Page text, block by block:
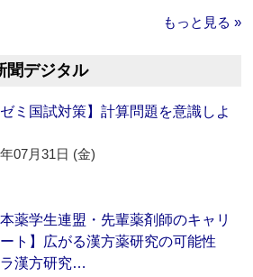
もっと見る »
聞デジタル
ゼミ国試対策】計算問題を意識しよ
07月31日 (金)
本薬学生連盟・先輩薬剤師のキャリ
ト】広がる漢方薬研究の可能性
漢方研究…